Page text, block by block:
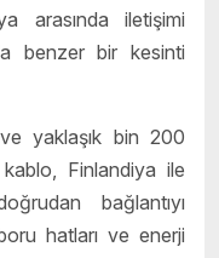
arasında iletişimi
benzer bir kesinti
yaklaşık bin 200
Finlandiya ile
bağlantıyı
hatları ve enerji